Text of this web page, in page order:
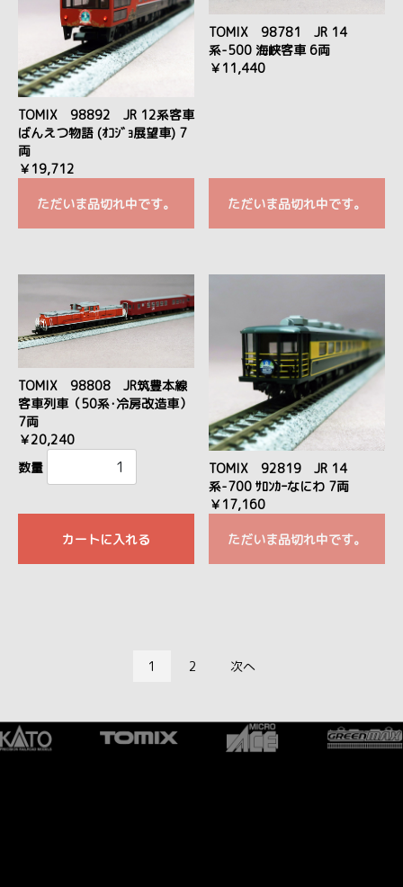
TOMIX 98892 JR 12系客車
ばんえつ物語 (ｵｺｼﾞｮ展望車) 7
両
￥19,712
ただいま品切れ中です。
TOMIX 98781 JR 14
系-500 海峡客車 6両
￥11,440
ただいま品切れ中です。
TOMIX 98808 JR筑豊本線
客車列車（50系･冷房改造車）
7両
￥20,240
数量
カートに入れる
TOMIX 92819 JR 14
系-700 ｻﾛﾝｶｰなにわ 7両
￥17,160
ただいま品切れ中です。
1 2 次へ